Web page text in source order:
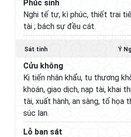
Phúc sinh
Nghi tế tự, kì phúc, thiết trai
tài ; bách sự đều cát.
Sát tinh Ý
Cửu không
Kị tiến nhân khẩu, tu thương
khoán, giao dịch, nạp tài, khai
tài, xuất hành, an sàng, tố họa
súc lan.
Lỗ ban sát